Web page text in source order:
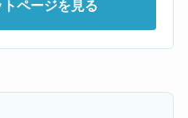
ページを見る